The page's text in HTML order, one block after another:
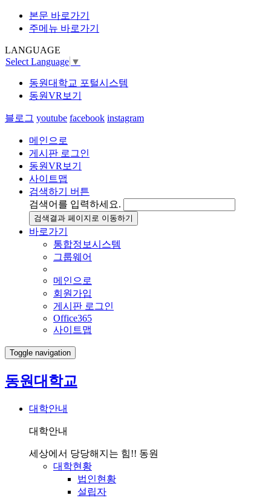
본문 바로가기
주메뉴 바로가기
LANGUAGE
Select Language ▼
동원대학교 포털시스템
동원VR보기
블로그 youtube facebook instagram
메인으로
게시판 로그인
동원VR보기
사이트맵
검색하기 버튼
검색어를 입력하세요.
검색결과 페이지로 이동하기
바로가기
통합정보시스템
그룹웨어
메인으로
회원가입
게시판 로그인
Office365
사이트맵
Toggle navigation
동원대학교
대학안내
대학안내
세상에서 당당해지는 힘!! 동원
대학현황
법인현황
설립자